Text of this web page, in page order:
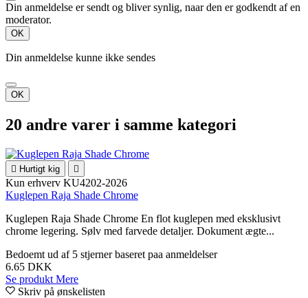
Din anmeldelse er sendt og bliver synlig, naar den er godkendt af en
moderator.
OK
Din anmeldelse kunne ikke sendes
OK
20 andre varer i samme kategori
 Hurtigt kig 
Kun erhverv KU4202-2026
Kuglepen Raja Shade Chrome
Kuglepen Raja Shade Chrome En flot kuglepen med eksklusivt
chrome legering. Sølv med farvede detaljer. Dokument ægte...
Bedoemt ud af 5 stjerner baseret paa anmeldelser
6.65 DKK
Se produkt Mere
Skriv på ønskelisten